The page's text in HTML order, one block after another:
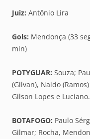
Juiz: Antônio Lira
Gols: Mendonça (33
min)
POTYGUAR: Souza;
(Gilvan), Naldo
Gilson Lopes e Luciano.
BOTAFOGO: Paulo
Gilmar; Rocha,